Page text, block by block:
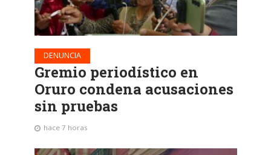
DENUNCIA
Gremio periodístico en
Oruro condena acusaciones
sin pruebas
hace 7 horas